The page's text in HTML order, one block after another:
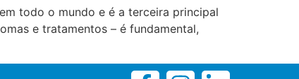
todo o mundo e é a terceira principal
e tratamentos – é fundamental,